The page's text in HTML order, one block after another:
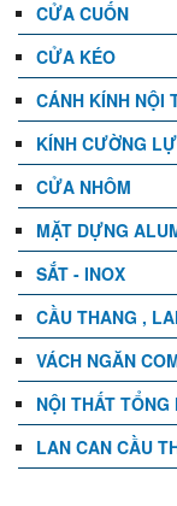
CỬA CUỐN
CỬA KÉO
CÁNH KÍNH NỘI
KÍNH CƯỜNG
CỬA NHÔM
MẶT DỰNG
SẮT - INOX
CẦU THANG ,
VÁCH NGĂN
NỘI THẤT TỔNG
LAN CAN CẦU